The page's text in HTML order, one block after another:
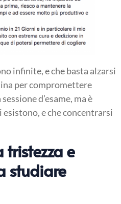
infinite, e che basta alzarsi
per compromettere
d’esame, ma è
esistono, e che concentrarsi
tristezza e
studiare